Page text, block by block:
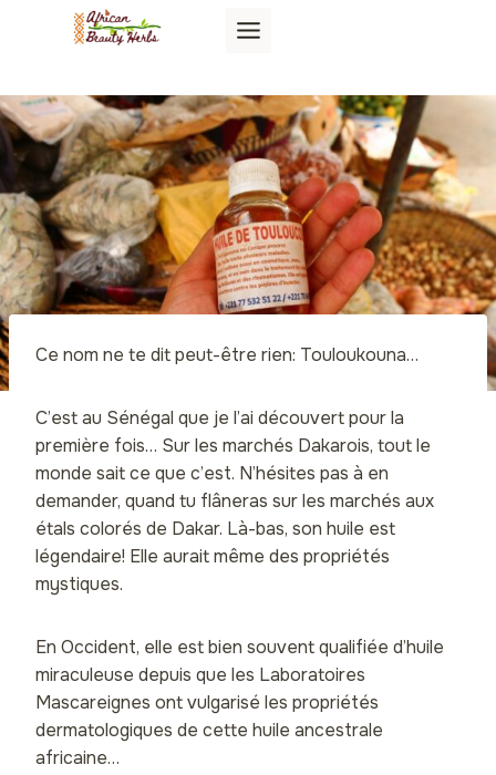
Ce nom ne te dit peut-être rien: Touloukouna…
C’est au Sénégal que je l’ai découvert pour la
première fois… Sur les marchés Dakarois, tout le
monde sait ce que c’est. N’hésites pas à en
demander, quand tu flâneras sur les marchés aux
étals colorés de Dakar. Là-bas, son huile est
légendaire! Elle aurait même des propriétés
mystiques.
En Occident, elle est bien souvent qualifiée d’huile
miraculeuse depuis que les Laboratoires
Mascareignes ont vulgarisé les propriétés
dermatologiques de cette huile ancestrale
africaine…